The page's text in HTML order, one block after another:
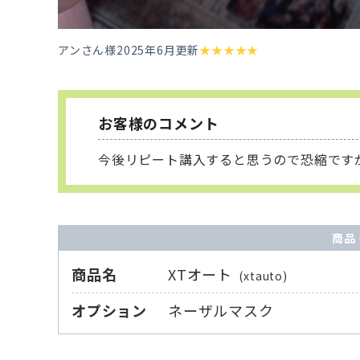
アンさん様2025年6月更新★★★★★
お客様のコメント
今後リピート講入すると思うので恐縮で
商品
商品名 XTオート (xtauto)
オプション ネーザルマスク